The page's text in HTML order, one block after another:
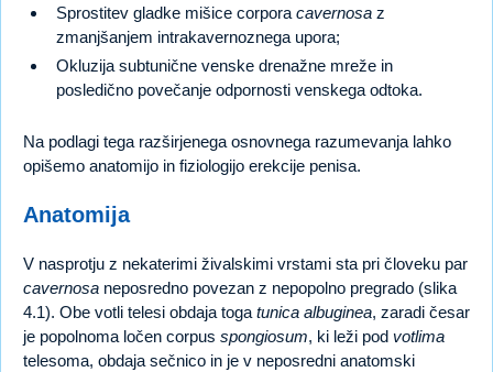
Sprostitev gladke mišice corpora cavernosa z
zmanjšanjem intrakavernoznega upora;
Okluzija subtunične venske drenažne mreže in
posledično povečanje odpornosti venskega odtoka.
Na podlagi tega razširjenega osnovnega razumevanja lahko
opišemo anatomijo in fiziologijo erekcije penisa.
Anatomija
V nasprotju z nekaterimi živalskimi vrstami sta pri človeku par
cavernosa neposredno povezan z nepopolno pregrado (slika
4.1). Obe votli telesi obdaja toga tunica albuginea, zaradi česar
je popolnoma ločen corpus spongiosum, ki leži pod votlima
telesoma, obdaja sečnico in je v neposredni anatomski